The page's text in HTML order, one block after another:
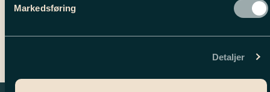
Markedsføring
Detaljer
ILDSJEL HYGGEPIECE // MØRKEBLÅ,
9,999.00kr